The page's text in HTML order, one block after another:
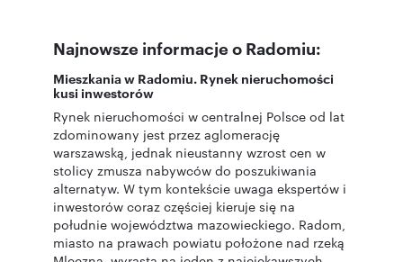
Najnowsze informacje o Radomiu:
Mieszkania w Radomiu. Rynek nieruchomości
kusi inwestorów
Rynek nieruchomości w centralnej Polsce od lat
zdominowany jest przez aglomerację
warszawską, jednak nieustanny wzrost cen w
stolicy zmusza nabywców do poszukiwania
alternatyw. W tym kontekście uwaga ekspertów i
inwestorów coraz częściej kieruje się na
południe województwa mazowieckiego. Radom,
miasto na prawach powiatu położone nad rzeką